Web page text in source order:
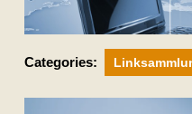
Categories: